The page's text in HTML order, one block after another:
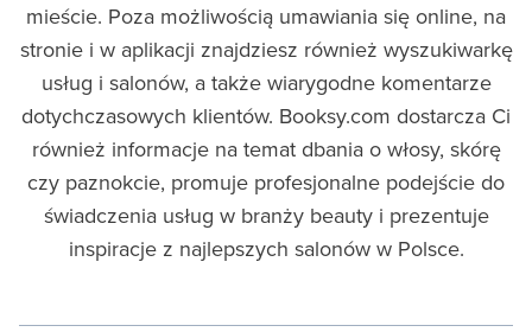
mieście. Poza możliwością umawiania się online, na
stronie i w aplikacji znajdziesz również wyszukiwarkę
usług i salonów, a także wiarygodne komentarze
dotychczasowych klientów. Booksy.com dostarcza Ci
również informacje na temat dbania o włosy, skórę
czy paznokcie, promuje profesjonalne podejście do
świadczenia usług w branży beauty i prezentuje
inspiracje z najlepszych salonów w Polsce.